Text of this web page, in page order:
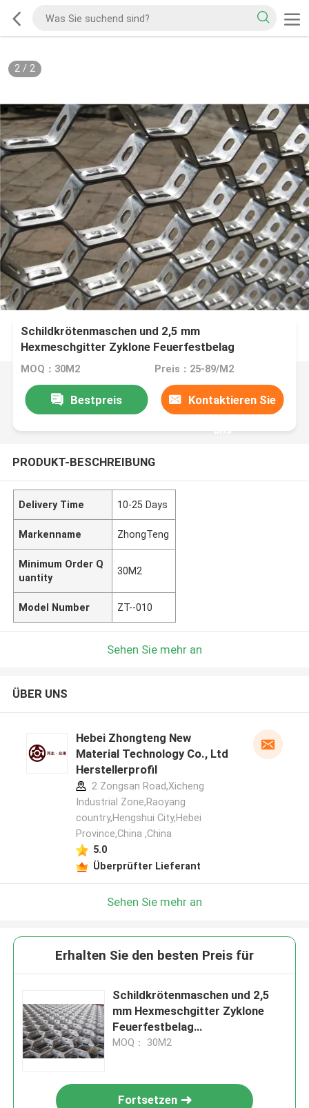
2/ 2
Schildkrötenmaschen und 2,5 mm
Hexmeschgitter Zyklone Feuerfestbelag
Hexmetallmaschen
MOQ：30M2 Preis：25-89/M2
Bestpreis Kontaktieren Sie
uns
PRODUKT-BESCHREIBUNG
Delivery Time 10-25 Days
Markenname ZhongTeng
Minimum Order Q
uantity
30M2
Model Number ZT--010
Sehen Sie mehr an
ÜBER UNS
Hebei Zhongteng New
Material Technology Co., Ltd
Herstellerprofil
2 Zongsan Road,Xicheng
Industrial Zone,Raoyang
country,Hengshui City,Hebei
Province,China ,China
5.0
Überprüfter Lieferant
Sehen Sie mehr an
Erhalten Sie den besten Preis für
Schildkrötenmaschen und 2,5
mm Hexmeschgitter Zyklone
Feuerfestbelag
Hexmetallmaschen
MOQ： 30M2
Fortsetzen